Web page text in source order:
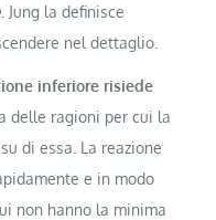
. Jung la definisce
nel dettaglio.
inferiore risiede
delle ragioni per cui la
di essa. La reazione
e in modo
non hanno la minima